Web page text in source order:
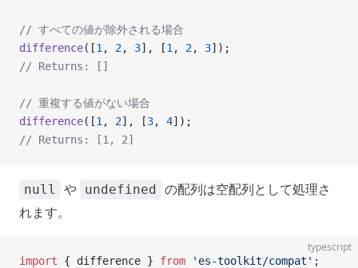
// すべての値が除外される場合
difference([1 , 2, 3], [1 , 2, 3]);
// Returns: []
// 重複する値がない場合
difference([1 , 2], [3, 4]);
// Returns: [1, 2]
null や undefined の配列は空配列として処理さ
れます。
typescript
import { difference } from 'es-toolkit/compat' ;